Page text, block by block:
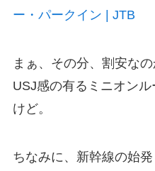
ー・パークイン | JTB
まぁ、その分、割安な
USJ感の有るミニオン
けど。
ちなみに、新幹線の始